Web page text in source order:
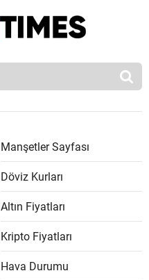
Manşetler Sayfası
Döviz Kurları
Altın Fiyatları
Kripto Fiyatları
Hava Durumu